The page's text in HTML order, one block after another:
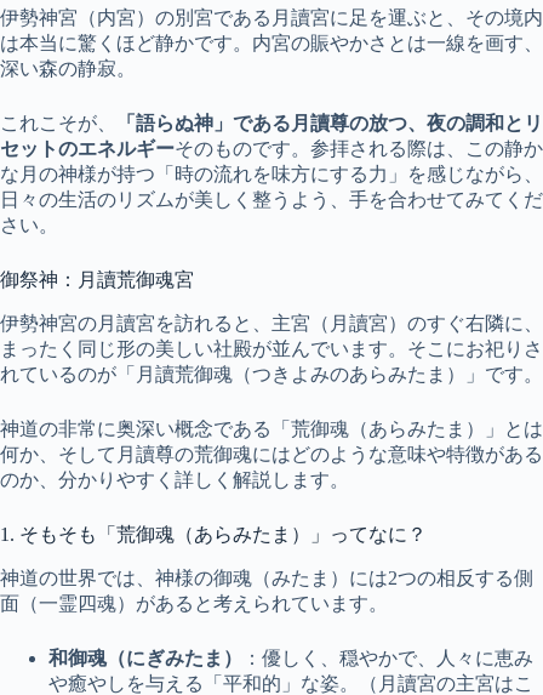
伊勢神宮（内宮）の別宮である月讀宮に足を運ぶと、その境内
は本当に驚くほど静かです。内宮の賑やかさとは一線を画す、
深い森の静寂。
これこそが、
「語らぬ神」である月讀尊の放つ、夜の調和とリ
セットのエネルギーそのものです。参拝される際は、この静か
な月の神様が持つ「時の流れを味方にする力」を感じながら、
日々の生活のリズムが美しく整うよう、手を合わせてみてくだ
さい。
御祭神：月讀荒御魂宮
伊勢神宮の月讀宮を訪れると、主宮（月讀宮）のすぐ右隣に、
まったく同じ形の美しい社殿が並んでいます。そこにお祀りさ
れているのが「月讀荒御魂（つきよみのあらみたま）」です。
神道の非常に奥深い概念である「荒御魂（あらみたま）」とは
何か、そして月讀尊の荒御魂にはどのような意味や特徴がある
のか、分かりやすく詳しく解説します。
1. そもそも「荒御魂（あらみたま）」ってなに？
神道の世界では、神様の御魂（みたま）には2つの相反する側
面（一霊四魂）があると考えられています。
和御魂（にぎみたま）
：優しく、穏やかで、人々に恵み
や癒やしを与える「平和的」な姿。（月讀宮の主宮はこ